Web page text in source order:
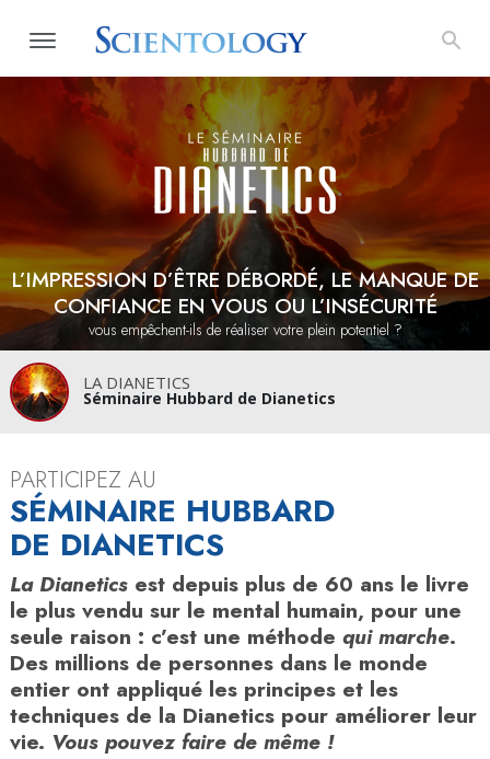
L’IMPRESSION D’ÊTRE DÉBORDÉ, LE MANQUE DE
CONFIANCE EN VOUS OU L’INSÉCURITÉ
vous empêchent-ils de réaliser votre plein potentiel ?
LA DIANETICS
Séminaire Hubbard de Dianetics
PARTICIPEZ AU
SÉMINAIRE HUBBARD
DE DIANETICS
La Dianetics est depuis plus de 60 ans le livre
le plus vendu sur le mental humain, pour une
seule raison : c’est une méthode qui marche.
Des millions de personnes dans le monde
entier ont appliqué les principes et les
techniques de la Dianetics pour améliorer leur
vie. Vous pouvez faire de même !